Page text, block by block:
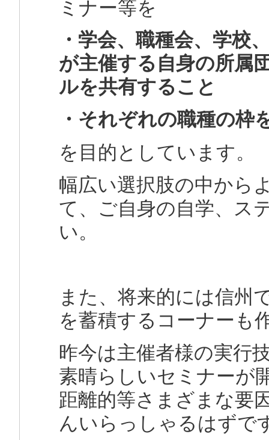
ミナー等を
・学会、職種会、学校
が主催する自身の所属
ルを共有すること
・それぞれの職種の枠
を目的としています。
幅広い選択肢の中から
て、ご自身の自学、ス
い。
また、将来的には信州
を蓄積するコーナーも
昨今は主催者様の実行
素晴らしいセミナーが
距離的等さまざまな要
んいらっしゃるはずで